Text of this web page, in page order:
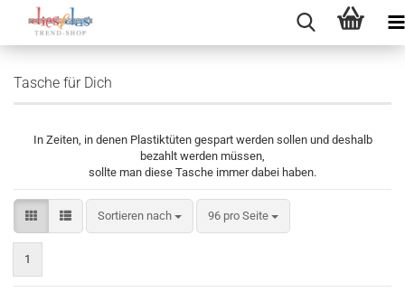
Tasche für Dich
In Zeiten, in denen Plastiktüten gespart werden sollen und deshalb
bezahlt werden müssen,
sollte man diese Tasche immer dabei haben.
Sortieren nach
Sortieren nach 96 pro Seite
pro Seite
1